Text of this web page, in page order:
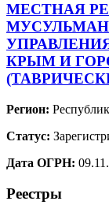
МЕСТНАЯ
МУСУЛЬМАН
КРЫМ И
Регион:
Статус:
Дата ОГРН:
Реестры